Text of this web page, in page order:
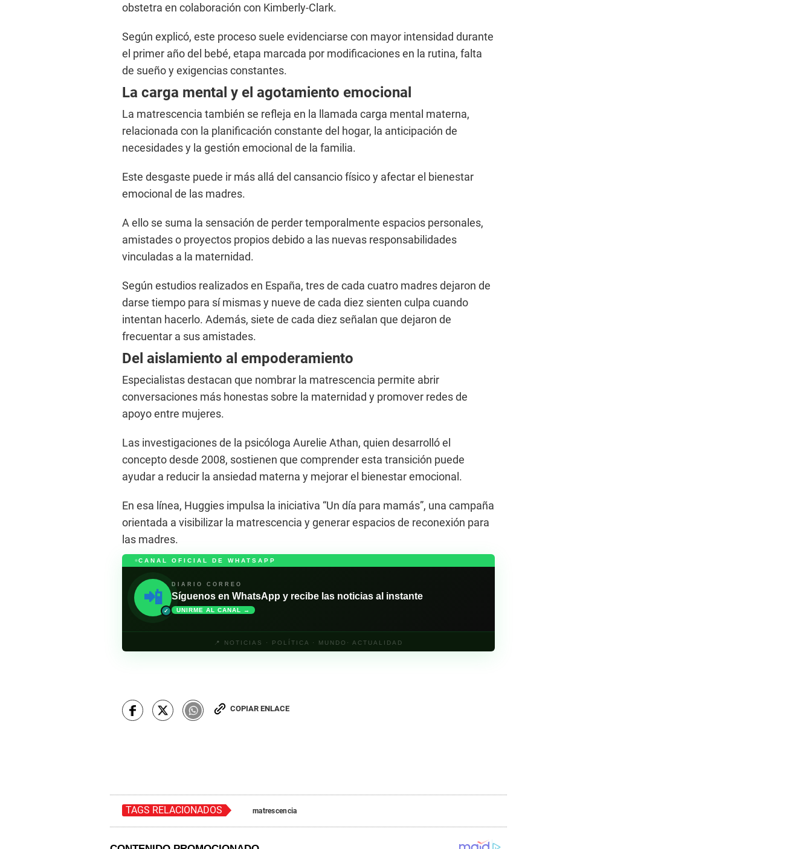
obstetra en colaboración con Kimberly-Clark.
Según explicó, este proceso suele evidenciarse con mayor intensidad durante
el primer año del bebé, etapa marcada por modificaciones en la rutina, falta
de sueño y exigencias constantes.
La carga mental y el agotamiento emocional
La matrescencia también se refleja en la llamada carga mental materna,
relacionada con la planificación constante del hogar, la anticipación de
necesidades y la gestión emocional de la familia.
Este desgaste puede ir más allá del cansancio físico y afectar el bienestar
emocional de las madres.
A ello se suma la sensación de perder temporalmente espacios personales,
amistades o proyectos propios debido a las nuevas responsabilidades
vinculadas a la maternidad.
Según estudios realizados en España, tres de cada cuatro madres dejaron de
darse tiempo para sí mismas y nueve de cada diez sienten culpa cuando
intentan hacerlo. Además, siete de cada diez señalan que dejaron de
frecuentar a sus amistades.
Del aislamiento al empoderamiento
Especialistas destacan que nombrar la matrescencia permite abrir
conversaciones más honestas sobre la maternidad y promover redes de
apoyo entre mujeres.
Las investigaciones de la psicóloga Aurelie Athan, quien desarrolló el
concepto desde 2008, sostienen que comprender esta transición puede
ayudar a reducir la ansiedad materna y mejorar el bienestar emocional.
En esa línea, Huggies impulsa la iniciativa “Un día para mamás”, una campaña
orientada a visibilizar la matrescencia y generar espacios de reconexión para
las madres.
CANAL OFICIAL DE WHATSAPP
📲
✓
DIARIO CORREO
Síguenos en WhatsApp y recibe las noticias al instante
UNIRME AL CANAL →
📍 NOTICIAS · POLÍTICA · MUNDO· ACTUALIDAD
COPIAR ENLACE
TAGS RELACIONADOS matrescencia